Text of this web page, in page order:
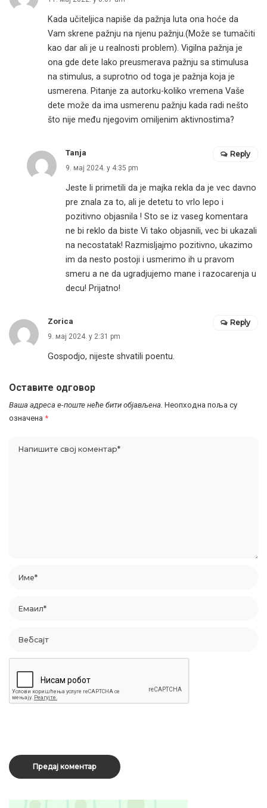
Kada učiteljica napiše da pažnja luta ona hoće da
Vam skrene pažnju na njenu pažnju.(Može se tumačiti
kao dar ali je u realnosti problem). Vigilna pažnja je
ona gde dete lako preusmerava pažnju sa stimulusa
na stimulus, a suprotno od toga je pažnja koja je
usmerena. Pitanje za autorku-koliko vremena Vaše
dete može da ima usmerenu pažnju kada radi nešto
što nije među njegovim omiljenim aktivnostima?
Tanja
9. мај 2024. у 4:35 pm
Jeste li primetili da je majka rekla da je vec davno
pre znala za to, ali je detetu to vrlo lepo i
pozitivno objasnila ! Sto se iz vaseg komentara
ne bi reklo da biste Vi tako objasnili, vec bi ukazali
na necostatak! Razmisljajmo pozitivno, ukazimo
im da nesto postoji i usmerimo ih u pravom
smeru a ne da ugradjujemo mane i razocarenja u
decu! Prijatno!
Reply
Zorica
9. мај 2024. у 2:31 pm
Gospodjo, nijeste shvatili poentu.
Reply
Оставите одговор
Ваша адреса е-поште неће бити објављена. Неопходна поља су
означена *